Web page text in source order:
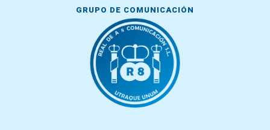
GRUPO DE COMUNICACIÓN